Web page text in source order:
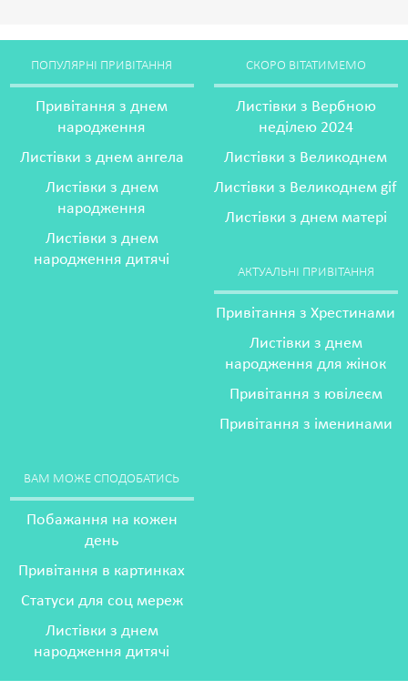
ПОПУЛЯРНІ ПРИВІТАННЯ
Привітання з днем
народження
Листівки з днем ангела
Листівки з днем
народження
Листівки з днем
народження дитячі
СКОРО ВІТАТИМЕМО
Листівки з Вербною
неділею 2024
Листівки з Великоднем
Листівки з Великоднем gif
Листівки з днем матері
АКТУАЛЬНІ ПРИВІТАННЯ
Привітання з Хрестинами
Листівки з днем
народження для жінок
Привітання з ювілеєм
Привітання з іменинами
ВАМ МОЖЕ СПОДОБАТИСЬ
Побажання на кожен
день
Привітання в картинках
Статуси для соц мереж
Листівки з днем
народження дитячі